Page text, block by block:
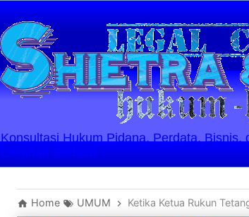
Konsultasi Hukum Pidana, Perdata,
Layanan Berlaku
Home UMUM Ketika Ketua Rukun